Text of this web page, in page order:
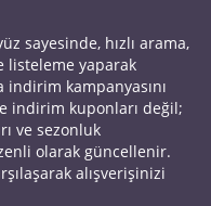
sayesinde, hızlı arama,
listeleme yaparak
indirim kampanyasını
indirim kuponları değil;
ve sezonluk
olarak güncellenir.
alışverişinizi